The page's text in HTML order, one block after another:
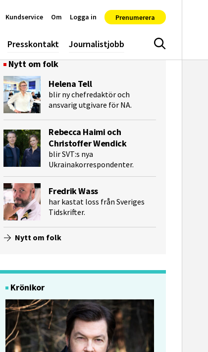
Presskontakt Journalistjobb Sök
Kundservice Om Logga in Prenumerera
Nytt om folk
Helena Tell
blir ny chefredaktör och
ansvarig utgivare för NA.
Rebecca Haimi och
Christoffer Wendick
blir SVT:s nya
Ukrainakorrespondenter.
Fredrik Wass
har kastat loss från Sveriges
Tidskrifter.
Nytt om folk
Krönikor